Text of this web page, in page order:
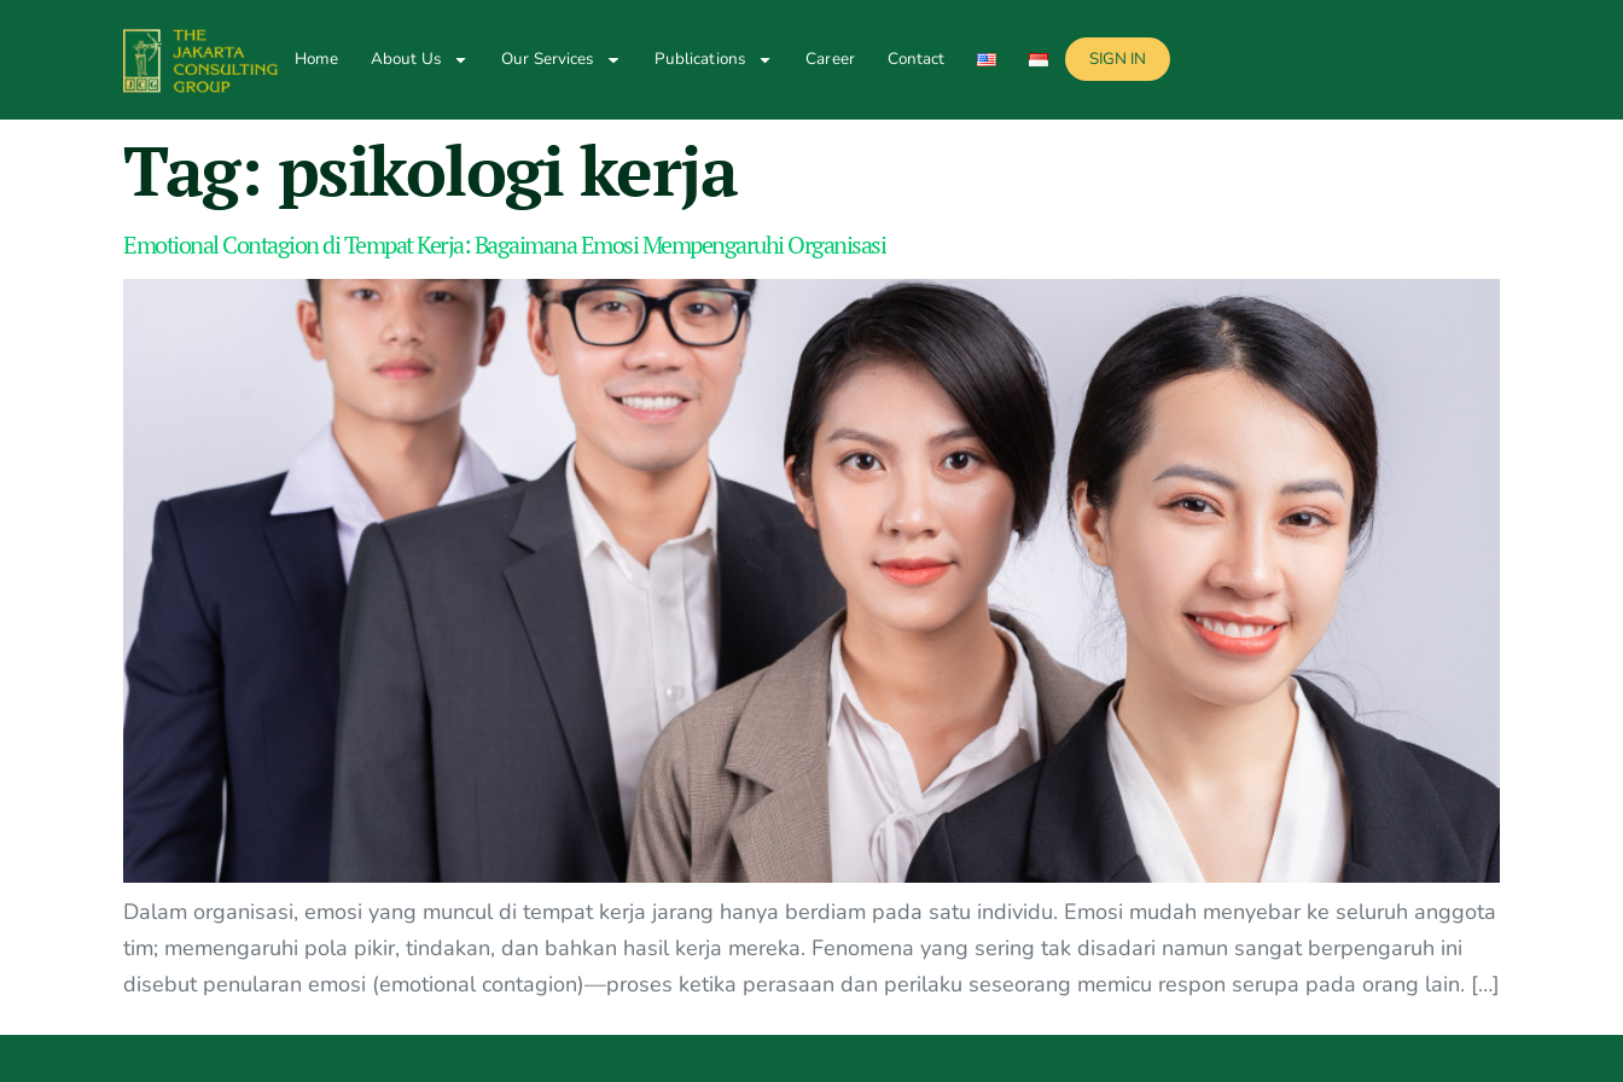
Home About Us Our Services Publications Career Contact SIGN IN
Tag: psikologi kerja
Emotional Contagion di Tempat Kerja: Bagaimana Emosi Mempengaruhi Organisasi
Dalam organisasi, emosi yang muncul di tempat kerja jarang hanya berdiam pada satu individu. Emosi mudah menyebar ke seluruh anggota
tim; memengaruhi pola pikir, tindakan, dan bahkan hasil kerja mereka. Fenomena yang sering tak disadari namun sangat berpengaruh ini
disebut penularan emosi (emotional contagion)—proses ketika perasaan dan perilaku seseorang memicu respon serupa pada orang lain. […]